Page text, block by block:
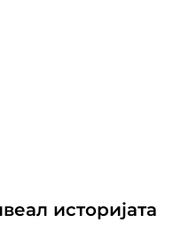
историјата